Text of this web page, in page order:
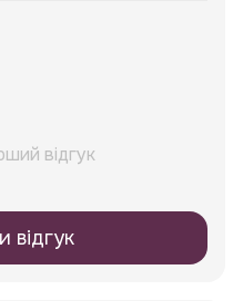
відгук
відгук